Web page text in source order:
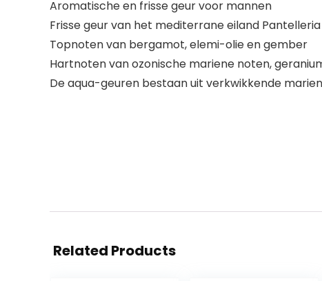
Aromatische en frisse geur voor mannen
Frisse geur van het mediterrane eiland Pantelleria
Topnoten van bergamot, elemi-olie en gember
Hartnoten van ozonische mariene noten,
De aqua-geuren bestaan uit verkwikkende
Related Products